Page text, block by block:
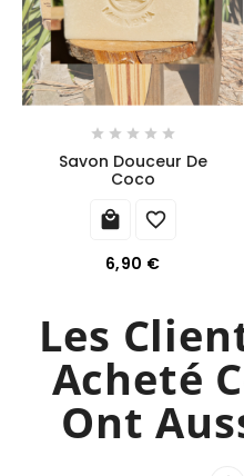
    
Savon Douceur De
Coco
 
6,90 €
Les
Acheté
Ont